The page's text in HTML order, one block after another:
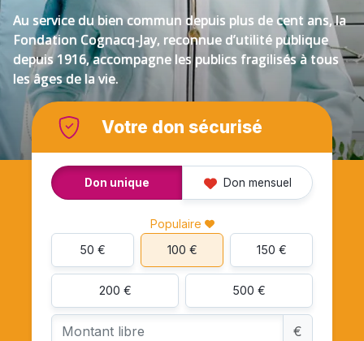
Au service du bien commun depuis plus de cent ans, la
Fondation Cognacq-Jay, reconnue d’utilité publique
depuis 1916, accompagne les publics fragilisés à tous
les âges de la vie.
Votre don sécurisé
Don unique Don mensuel
50 €
Populaire
100 €
150 €
200 € 500 €
Montant libre €